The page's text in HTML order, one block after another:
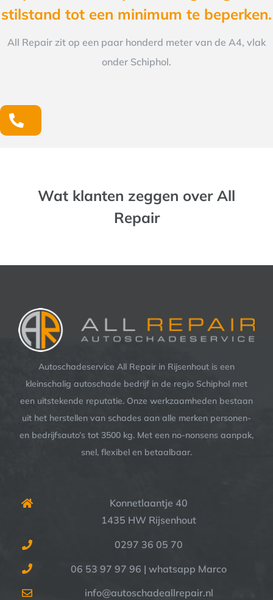
stilstand tot een minimum te beperken.
All Repair zit op een paar honderd meter van de A4, vlak
onder Schiphol.
Wat klanten zeggen over All
Repair
Autoschadeservice All Repair in Rijsenhout is een
kleinschalig autoschade bedrijf in de regio Schiphol met
een uitstekende reputatie. Onze werkzaamheden bestaan
uit het herstellen van schades aan alle merken personen-
en bedrijfsauto’s tot 3500 kg. Met een no-nonsens aanpak,
snel, flexibel en betaalbaar.
Konnetlaantje 40
1435 HW Rijsenhout
0297 36 05 70
06 53 97 97 96 | whatsapp Marco
info@autoschadeallrepair.nl